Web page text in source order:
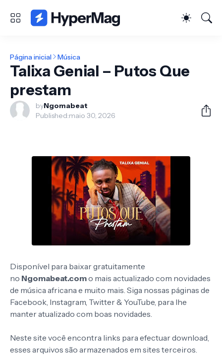
Página inicial Música
Talixa Genial – Putos Que
prestam
byNgomabeat
Published:maio 30, 2026
Disponível para baixar gratuitamente
no Ngomabeat.como mais actualizado com novidades
de música africana e muito mais. Siga nossas páginas de
Facebook, Instagram, Twitter & YouTube, para lhe
manter atualizado com boas novidades.
Neste site você encontra links para efectuar download,
esses arquivos são armazenados em sites terceiros.